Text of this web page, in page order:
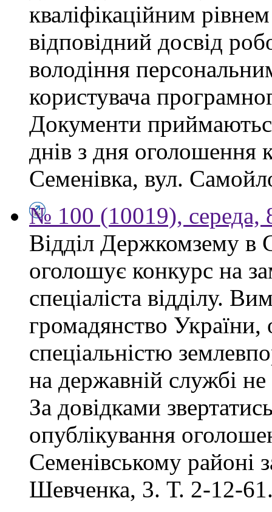
кваліфікаційним
відповідний досвід
володіння
користувача
Документи
днів з дня оголошення
Семенівка, вул.
№ 100 (10019), середа,
Відділ Держкомзему в
оголошує конкурс на
спеціаліста відділу.
громадянство України,
спеціальністю
на державній службі
За довідками
опублікування
Семенівському районі
Шевченка, 3. Т. 2-12-